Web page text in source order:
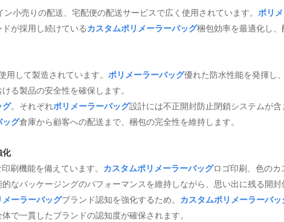
小売りの配送、宅配便の配送サービスで広く使用されています。 ポリ
が採用し続けているカスタムポリメーラーバッグ梱包効率を最適化し、
して製造されています。 ポリメーラーバッグ優れた防水性能を発揮し
る製品の安全性を確保します。
グ。それぞれポリメーラーバッグ設計には不正開封防止閉鎖システムが
ッグ倉庫から顧客への配送まで、梱包の完全性を維持します。
化
刷機能を備えています。 カスタムポリメーラーバッグロゴ印刷、色のカ
なパッケージングのパフォーマンスを維持しながら、思い出に残る開封
メーラーバッグブランド認知を強化するため。 カスタムポリメーラーバッ
で一貫したブランドの認知度が確保されます。